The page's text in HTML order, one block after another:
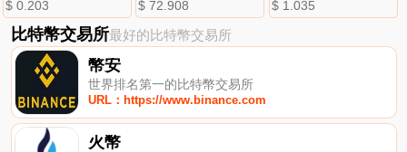
$ 0.203 $ 72.908 $ 1.035
比特幣交易所最好的比特幣交易所
幣安
世界排名第一的比特幣交易所
URL：https://www.binance.com
火幣